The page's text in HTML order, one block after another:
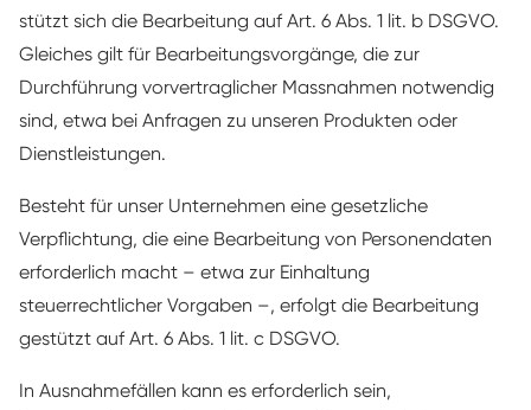
stützt sich die Bearbeitung auf Art. 6 Abs. 1 lit. b DSGVO.
Gleiches gilt für Bearbeitungsvorgänge, die zur
Durchführung vorvertraglicher Massnahmen notwendig
sind, etwa bei Anfragen zu unseren Produkten oder
Dienstleistungen.
Besteht für unser Unternehmen eine gesetzliche
Verpflichtung, die eine Bearbeitung von Personendaten
erforderlich macht – etwa zur Einhaltung
steuerrechtlicher Vorgaben –, erfolgt die Bearbeitung
gestützt auf Art. 6 Abs. 1 lit. c DSGVO.
In Ausnahmefällen kann es erforderlich sein,